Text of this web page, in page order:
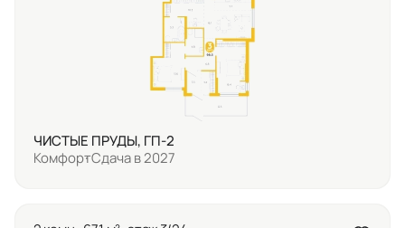
ЧИСТЫЕ ПРУДЫ, ГП-2
КомфортСдача в 2027